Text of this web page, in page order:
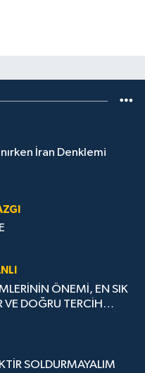
İran Denklemi
ÖNEMİ, EN SIK
VE DOĞRU TERCİH
SOLDURMAYALIM